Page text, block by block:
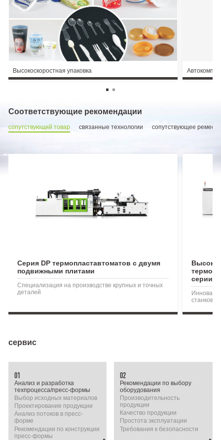
Высокоскоростная упаковка
Соответствующие рекомендации
сопутствующий товар связанные технологии сопутствующее ремесло
Серия DP термопластавтоматов с двумя
подвижными плитами
Специализация на производстве крупных и точных
деталей
серии
станков
сервис
01
Анализ и разработка
техпроцесса/пресс-формы
Выбор исходных материалов
Проектирование продукции
Анализ потоков в пресс-
форме
Рекомендации по конструкции
пресс-формы
02
Рекомендации по выбору
оборудования
Производительность
продукции
Качество продукции
Простота эксплуатации
Требования к безопасности